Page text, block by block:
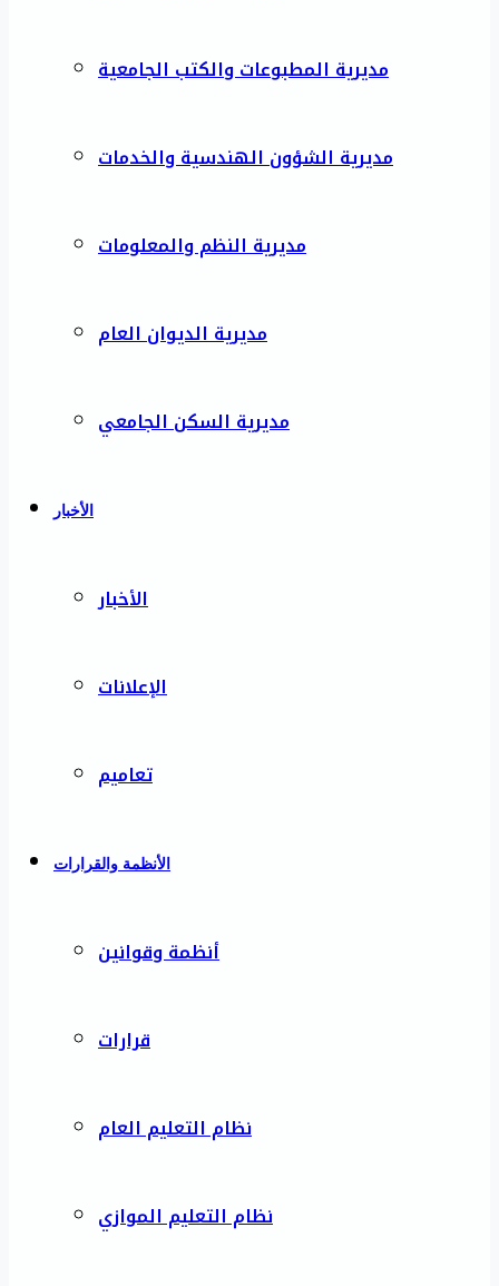
مديرية المطبوعات والكتب الجامعية
مديرية الشؤون الهندسية والخدمات
مديرية النظم والمعلومات
مديرية الديوان العام
مديرية السكن الجامعي
الأخبار
الأخبار
الإعلانات
تعاميم
الأنظمة والقرارات
أنظمة وقوانين
قرارات
نظام التعليم العام
نظام التعليم الموازي